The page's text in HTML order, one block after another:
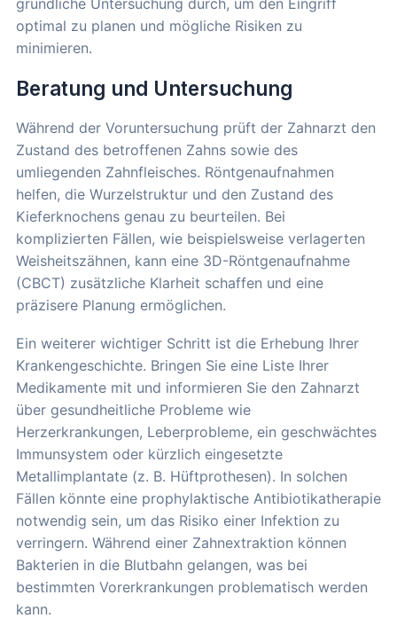
gründliche Untersuchung durch, um den Eingriff
optimal zu planen und mögliche Risiken zu
minimieren.
Beratung und Untersuchung
Während der Voruntersuchung prüft der Zahnarzt den
Zustand des betroffenen Zahns sowie des
umliegenden Zahnfleisches. Röntgenaufnahmen
helfen, die Wurzelstruktur und den Zustand des
Kieferknochens genau zu beurteilen. Bei
komplizierten Fällen, wie beispielsweise verlagerten
Weisheitszähnen, kann eine 3D-Röntgenaufnahme
(CBCT) zusätzliche Klarheit schaffen und eine
präzisere Planung ermöglichen.
Ein weiterer wichtiger Schritt ist die Erhebung Ihrer
Krankengeschichte. Bringen Sie eine Liste Ihrer
Medikamente mit und informieren Sie den Zahnarzt
über gesundheitliche Probleme wie
Herzerkrankungen, Leberprobleme, ein geschwächtes
Immunsystem oder kürzlich eingesetzte
Metallimplantate (z. B. Hüftprothesen). In solchen
Fällen könnte eine prophylaktische Antibiotikatherapie
notwendig sein, um das Risiko einer Infektion zu
verringern. Während einer Zahnextraktion können
Bakterien in die Blutbahn gelangen, was bei
bestimmten Vorerkrankungen problematisch werden
kann.